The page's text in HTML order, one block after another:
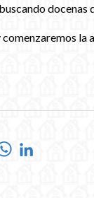
docenas